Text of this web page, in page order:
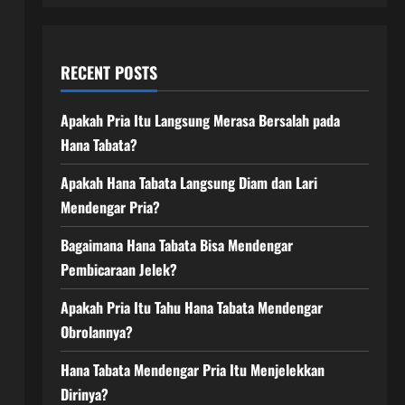
RECENT POSTS
Apakah Pria Itu Langsung Merasa Bersalah pada
Hana Tabata?
Apakah Hana Tabata Langsung Diam dan Lari
Mendengar Pria?
Bagaimana Hana Tabata Bisa Mendengar
Pembicaraan Jelek?
Apakah Pria Itu Tahu Hana Tabata Mendengar
Obrolannya?
Hana Tabata Mendengar Pria Itu Menjelekkan
Dirinya?